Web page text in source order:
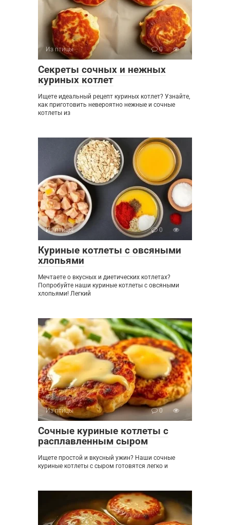
Из птицы 0
Секреты сочных и нежных
куриных котлет
Ищете идеальный рецепт куриных котлет? Узнайте,
как приготовить невероятно нежные и сочные
котлеты из
Из птицы 0
Куриные котлеты с овсяными
хлопьями
Мечтаете о вкусных и диетических котлетах?
Попробуйте наши куриные котлеты с овсяными
хлопьями! Легкий
Из птицы 0
Сочные куриные котлеты с
расплавленным сыром
Ищете простой и вкусный ужин? Наши сочные
куриные котлеты с сыром готовятся легко и